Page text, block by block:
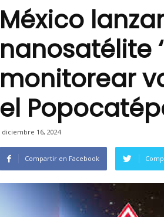
México
nanosatélite
monitorear
el
diciembre 16, 2024
Compartir en Facebook